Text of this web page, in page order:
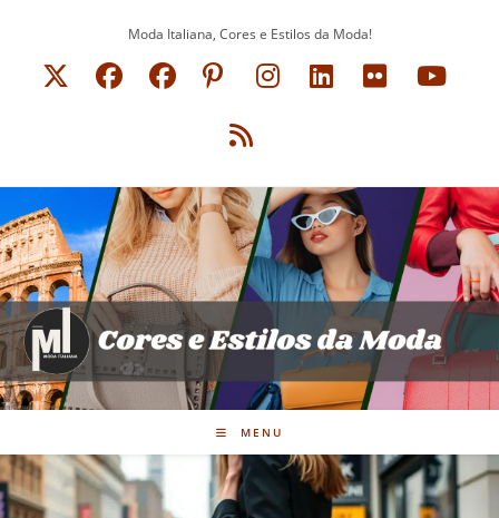
Moda Italiana, Cores e Estilos da Moda!
MENU